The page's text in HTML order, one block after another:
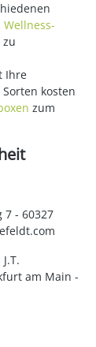
Wellness-
Ihre
kosten
zum
7 - 60327
am Main -